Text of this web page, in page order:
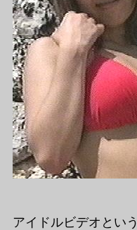
アイドルビデオとい